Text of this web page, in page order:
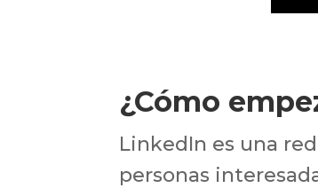
¿Cómo
LinkedIn es una
personas